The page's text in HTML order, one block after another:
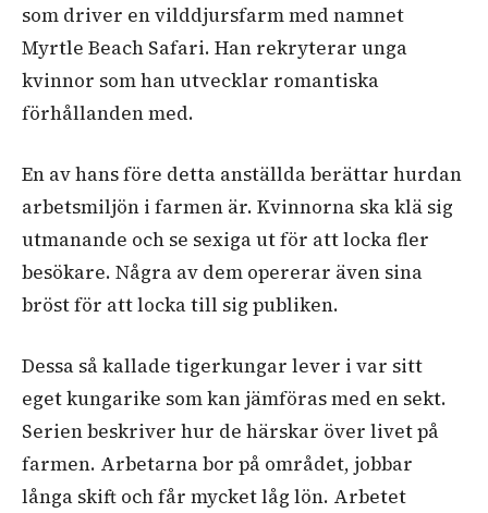
som driver en vilddjursfarm med namnet
Myrtle Beach Safari. Han rekryterar unga
kvinnor som han utvecklar romantiska
förhållanden med.
En av hans före detta anställda berättar hurdan
arbetsmiljön i farmen är. Kvinnorna ska klä sig
utmanande och se sexiga ut för att locka fler
besökare. Några av dem opererar även sina
bröst för att locka till sig publiken.
Dessa så kallade tigerkungar lever i var sitt
eget kungarike som kan jämföras med en sekt.
Serien beskriver hur de härskar över livet på
farmen. Arbetarna bor på området, jobbar
långa skift och får mycket låg lön. Arbetet